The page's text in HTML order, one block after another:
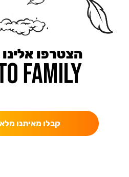
הצטרפו אלינו
קבלו מאיתנו